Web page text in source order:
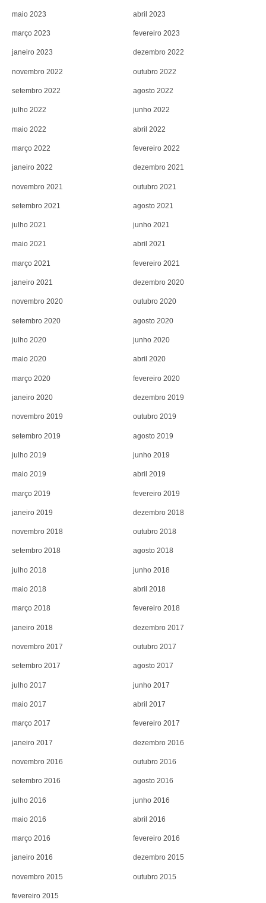
maio 2023 abril 2023
março 2023 fevereiro 2023
janeiro 2023 dezembro 2022
novembro 2022 outubro 2022
setembro 2022 agosto 2022
julho 2022 junho 2022
maio 2022 abril 2022
março 2022 fevereiro 2022
janeiro 2022 dezembro 2021
novembro 2021 outubro 2021
setembro 2021 agosto 2021
julho 2021 junho 2021
maio 2021 abril 2021
março 2021 fevereiro 2021
janeiro 2021 dezembro 2020
novembro 2020 outubro 2020
setembro 2020 agosto 2020
julho 2020 junho 2020
maio 2020 abril 2020
março 2020 fevereiro 2020
janeiro 2020 dezembro 2019
novembro 2019 outubro 2019
setembro 2019 agosto 2019
julho 2019 junho 2019
maio 2019 abril 2019
março 2019 fevereiro 2019
janeiro 2019 dezembro 2018
novembro 2018 outubro 2018
setembro 2018 agosto 2018
julho 2018 junho 2018
maio 2018 abril 2018
março 2018 fevereiro 2018
janeiro 2018 dezembro 2017
novembro 2017 outubro 2017
setembro 2017 agosto 2017
julho 2017 junho 2017
maio 2017 abril 2017
março 2017 fevereiro 2017
janeiro 2017 dezembro 2016
novembro 2016 outubro 2016
setembro 2016 agosto 2016
julho 2016 junho 2016
maio 2016 abril 2016
março 2016 fevereiro 2016
janeiro 2016 dezembro 2015
novembro 2015 outubro 2015
fevereiro 2015